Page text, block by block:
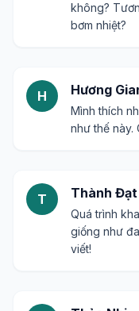
không?
bơm nhiệt?
H Hương
Mình thích
như thế này.
T Thành Đạt
Quá trình
giống như
viết!